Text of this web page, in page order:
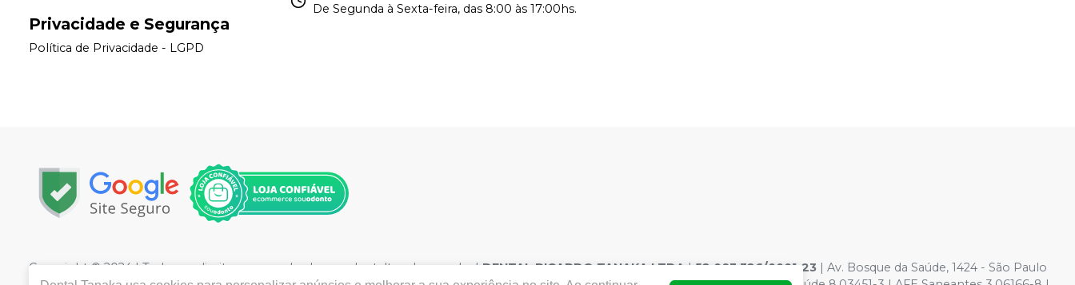
Privacidade e Segurança
Política de Privacidade - LGPD
De Segunda à Sexta-feira, das 8:00 às 17:00hs.
Copyright © 2024 | Todos os direitos reservados | www.dentaltanaka.com.br | DENTAL RICARDO TANAKA LTDA | 52.083.326/0001-23 | Av. Bosque da Saúde, 1424 - São Paulo